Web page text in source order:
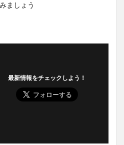
ましょう
最新情報をチェックしよう！